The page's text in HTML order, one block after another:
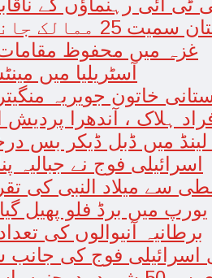
برتنے کی ہدایت
غزہ میں محفوظ مقامات
آسٹریلیا میں
خاتون جویریہ
ہلاک ، آندھرا پردیش
میں ڈبل ڈیکر بس درخت سے
اسرائیلی فوج نے جبالیہ
میلاد النبی کی تقریب پر
یورپ میں برڈ فلو پھیل
برطانیہ آنیوالوں کی
اسرائیلی فوج کی جانب